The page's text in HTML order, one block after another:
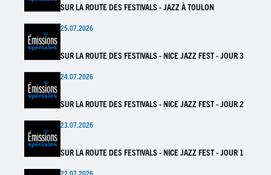
SUR LA ROUTE DES FESTIVALS - JAZZ À TOULON
25.07.2026
SUR LA ROUTE DES FESTIVALS - NICE JAZZ FEST - JOUR 3
24.07.2026
SUR LA ROUTE DES FESTIVALS - NICE JAZZ FEST - JOUR 2
23.07.2026
SUR LA ROUTE DES FESTIVALS - NICE JAZZ FEST - JOUR 1
22.07.2026